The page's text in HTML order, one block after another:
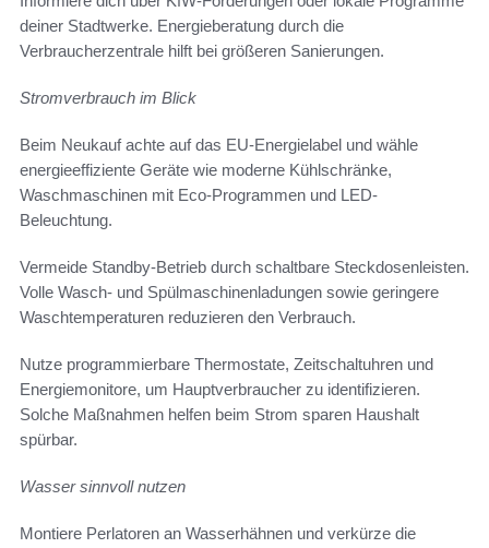
deiner Stadtwerke. Energieberatung durch die
Verbraucherzentrale hilft bei größeren Sanierungen.
Stromverbrauch im Blick
Beim Neukauf achte auf das EU-Energielabel und wähle
energieeffiziente Geräte wie moderne Kühlschränke,
Waschmaschinen mit Eco-Programmen und LED-
Beleuchtung.
Vermeide Standby-Betrieb durch schaltbare Steckdosenleisten.
Volle Wasch- und Spülmaschinenladungen sowie geringere
Waschtemperaturen reduzieren den Verbrauch.
Nutze programmierbare Thermostate, Zeitschaltuhren und
Energiemonitore, um Hauptverbraucher zu identifizieren.
Solche Maßnahmen helfen beim Strom sparen Haushalt
spürbar.
Wasser sinnvoll nutzen
Montiere Perlatoren an Wasserhähnen und verkürze die